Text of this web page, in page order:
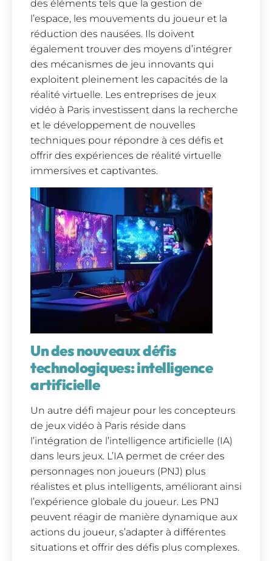
des éléments tels que la gestion de
l’espace, les mouvements du joueur et la
réduction des nausées. Ils doivent
également trouver des moyens d’intégrer
des mécanismes de jeu innovants qui
exploitent pleinement les capacités de la
réalité virtuelle. Les entreprises de jeux
vidéo à Paris investissent dans la recherche
et le développement de nouvelles
techniques pour répondre à ces défis et
offrir des expériences de réalité virtuelle
immersives et captivantes.
Un des nouveaux défis
technologiques:intelligence
artificielle
Un autre défi majeur pour les concepteurs
de jeux vidéo à Paris réside dans
l’intégration de l’intelligence artificielle (IA)
dans leurs jeux. L’IA permet de créer des
personnages non joueurs (PNJ) plus
réalistes et plus intelligents, améliorant ainsi
l’expérience globale du joueur. Les PNJ
peuvent réagir de manière dynamique aux
actions du joueur, s’adapter à différentes
situations et offrir des défis plus complexes.